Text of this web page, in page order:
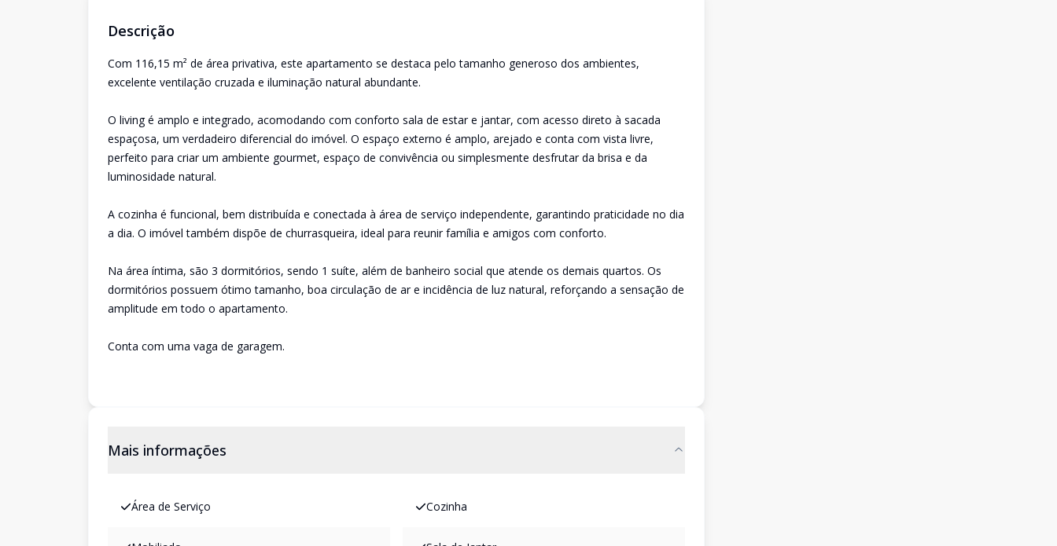
Descrição
Com 116,15 m² de área privativa, este apartamento se destaca pelo tamanho generoso dos ambientes,
excelente ventilação cruzada e iluminação natural abundante.
O living é amplo e integrado, acomodando com conforto sala de estar e jantar, com acesso direto à sacada
espaçosa, um verdadeiro diferencial do imóvel. O espaço externo é amplo, arejado e conta com vista livre,
perfeito para criar um ambiente gourmet, espaço de convivência ou simplesmente desfrutar da brisa e da
luminosidade natural.
A cozinha é funcional, bem distribuída e conectada à área de serviço independente, garantindo praticidade no dia
a dia. O imóvel também dispõe de churrasqueira, ideal para reunir família e amigos com conforto.
Na área íntima, são 3 dormitórios, sendo 1 suíte, além de banheiro social que atende os demais quartos. Os
dormitórios possuem ótimo tamanho, boa circulação de ar e incidência de luz natural, reforçando a sensação de
amplitude em todo o apartamento.
Conta com uma vaga de garagem.
Mais informações
Área de Serviço Cozinha